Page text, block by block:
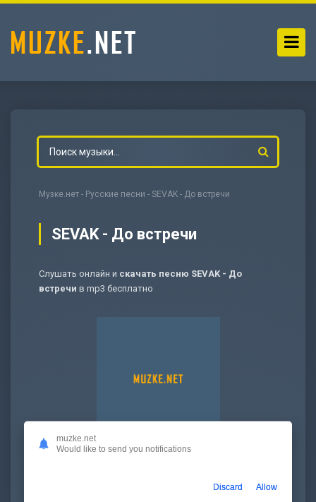
Музке.нет - Русские песни - SEVAK - До встречи
SEVAK - До встречи
Слушать онлайн и скачать песню SEVAK - До
встречи в mp3 бесплатно
muzke.net
Would like to send you notifications
Discard Allow